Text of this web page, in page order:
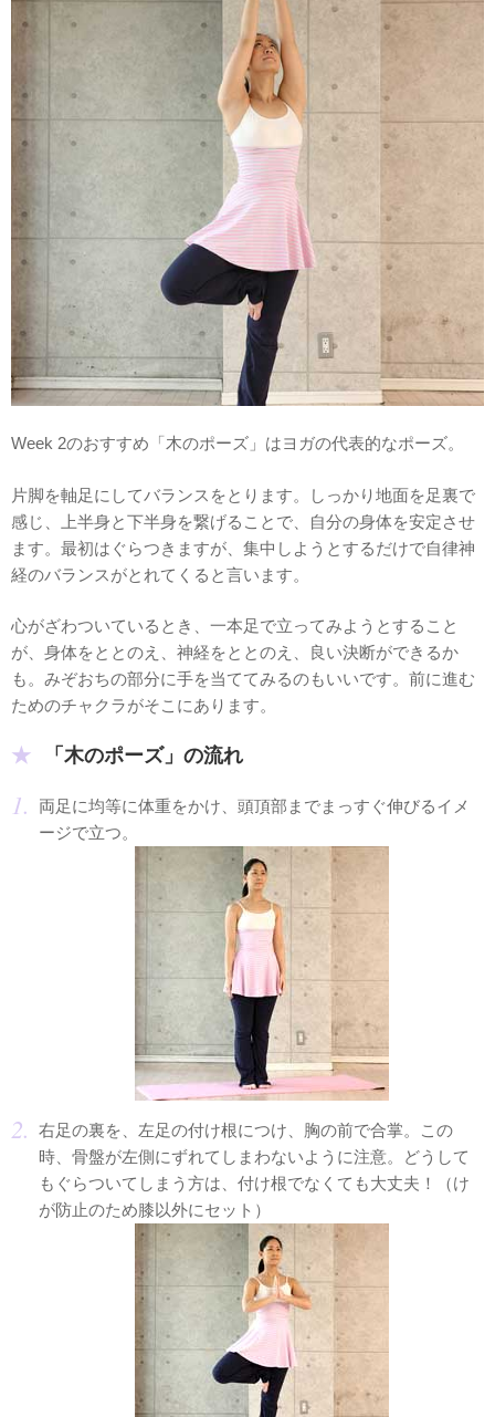
Week 2のおすすめ「木のポーズ」はヨガの代表的なポーズ。
片脚を軸足にしてバランスをとります。しっかり地面を足裏で
感じ、上半身と下半身を繋げることで、自分の身体を安定させ
ます。最初はぐらつきますが、集中しようとするだけで自律神
経のバランスがとれてくると言います。
心がざわついているとき、一本足で立ってみようとすること
が、身体をととのえ、神経をととのえ、良い決断ができるか
も。みぞおちの部分に手を当ててみるのもいいです。前に進む
ためのチャクラがそこにあります。
「木のポーズ」の流れ
両足に均等に体重をかけ、頭頂部までまっすぐ伸びるイメ
ージで立つ。
右足の裏を、左足の付け根につけ、胸の前で合掌。この
時、骨盤が左側にずれてしまわないように注意。どうして
もぐらついてしまう方は、付け根でなくても大丈夫！（け
が防止のため膝以外にセット）